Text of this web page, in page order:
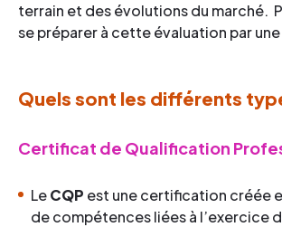
terrain et des évolutions du marché.
se préparer à cette évaluation par
Quels sont les différents
Certificat de Qualification
LeCQP est une certification créée
de compétences liées à l’exercice